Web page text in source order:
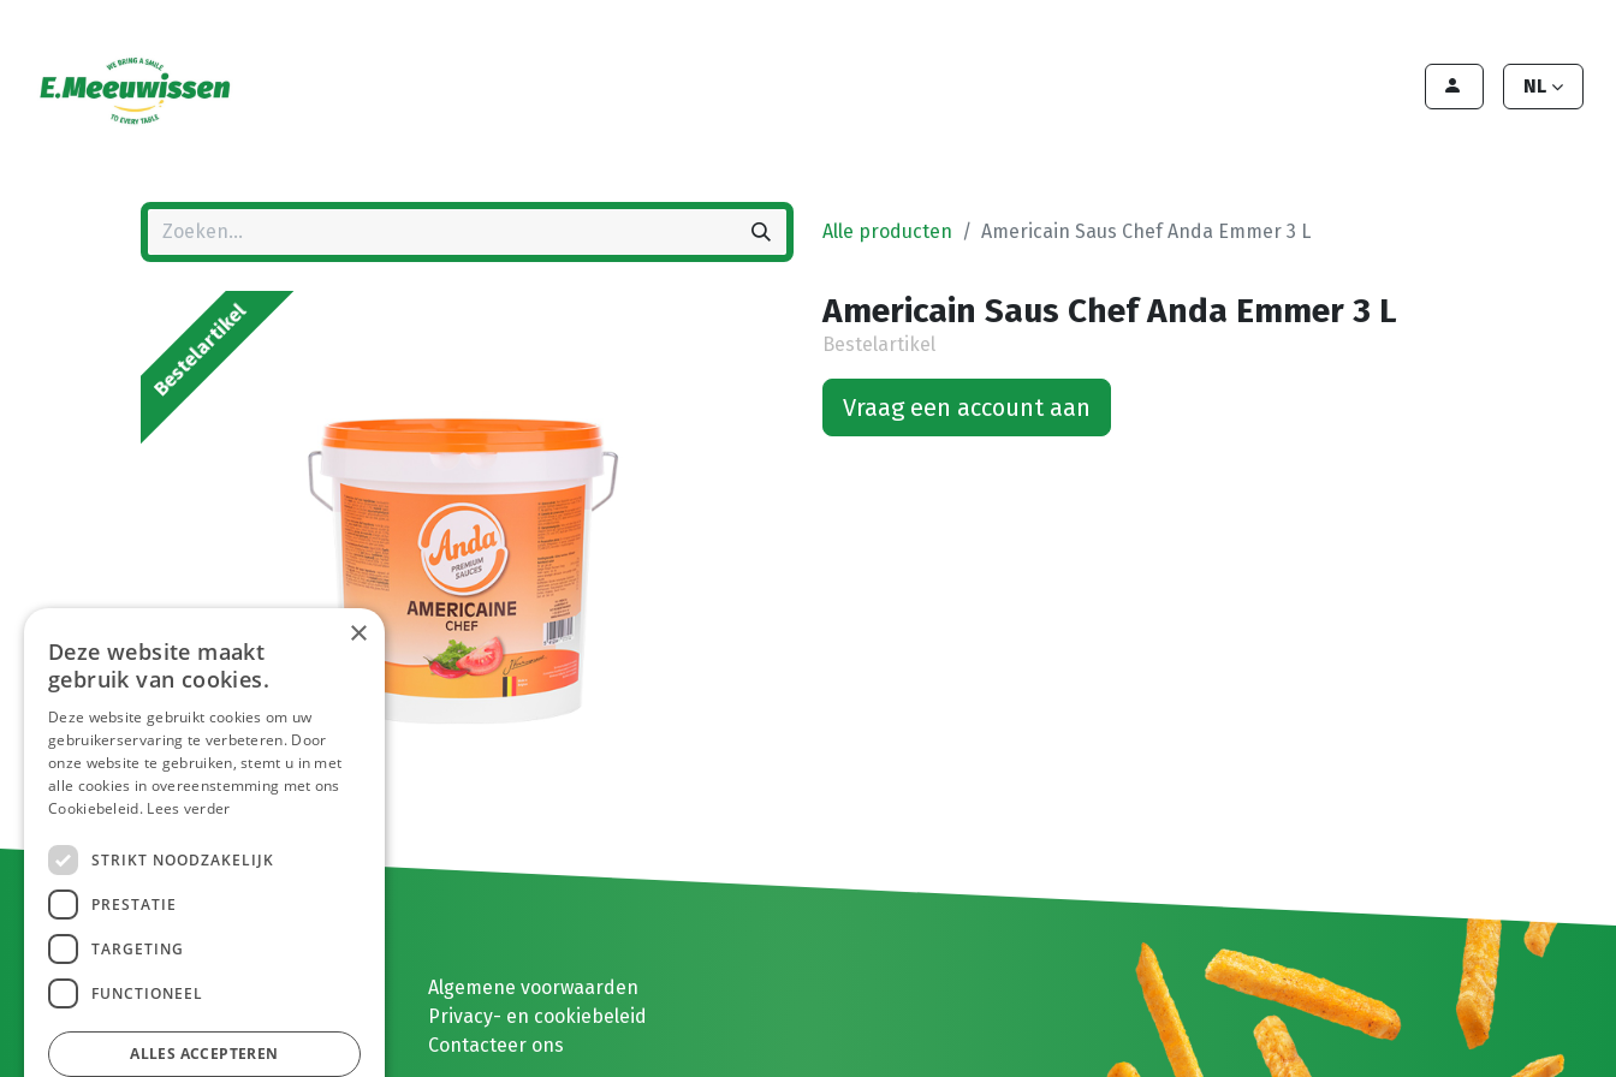
NL
Alle producten Americain Saus Chef Anda Emmer 3 L
Bestelartikel Americain Saus Chef Anda Emmer 3 L
Bestelartikel
Vraag een account aan
E. MEEUWISSEN BV
Gaston Eyskenslaan 2
3900 Pelt, België
Algemene voorwaarden
Privacy- en cookiebeleid
Contacteer ons
×
Deze website maakt
gebruik van cookies.
Deze website gebruikt cookies om uw
gebruikerservaring te verbeteren. Door
onze website te gebruiken, stemt u in met
alle cookies in overeenstemming met ons
Cookiebeleid. Lees verder
STRIKT NOODZAKELIJK
PRESTATIE
TARGETING
FUNCTIONEEL
ALLES ACCEPTEREN